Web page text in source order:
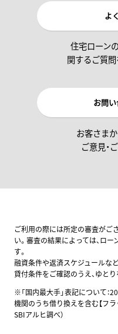
よ
住宅ローン
関するご質問
お問
お客さま
ご意見・
ご利用の際には所定の審査がご
い。審査の結果によっては、ロ
す。
融資条件や返済スケジュールな
貸付条件をご確認のうえ、ゆと
※「国内最大手」表記について：
機関のうち借り換えを含む【フラ
SBIアルヒ調べ）